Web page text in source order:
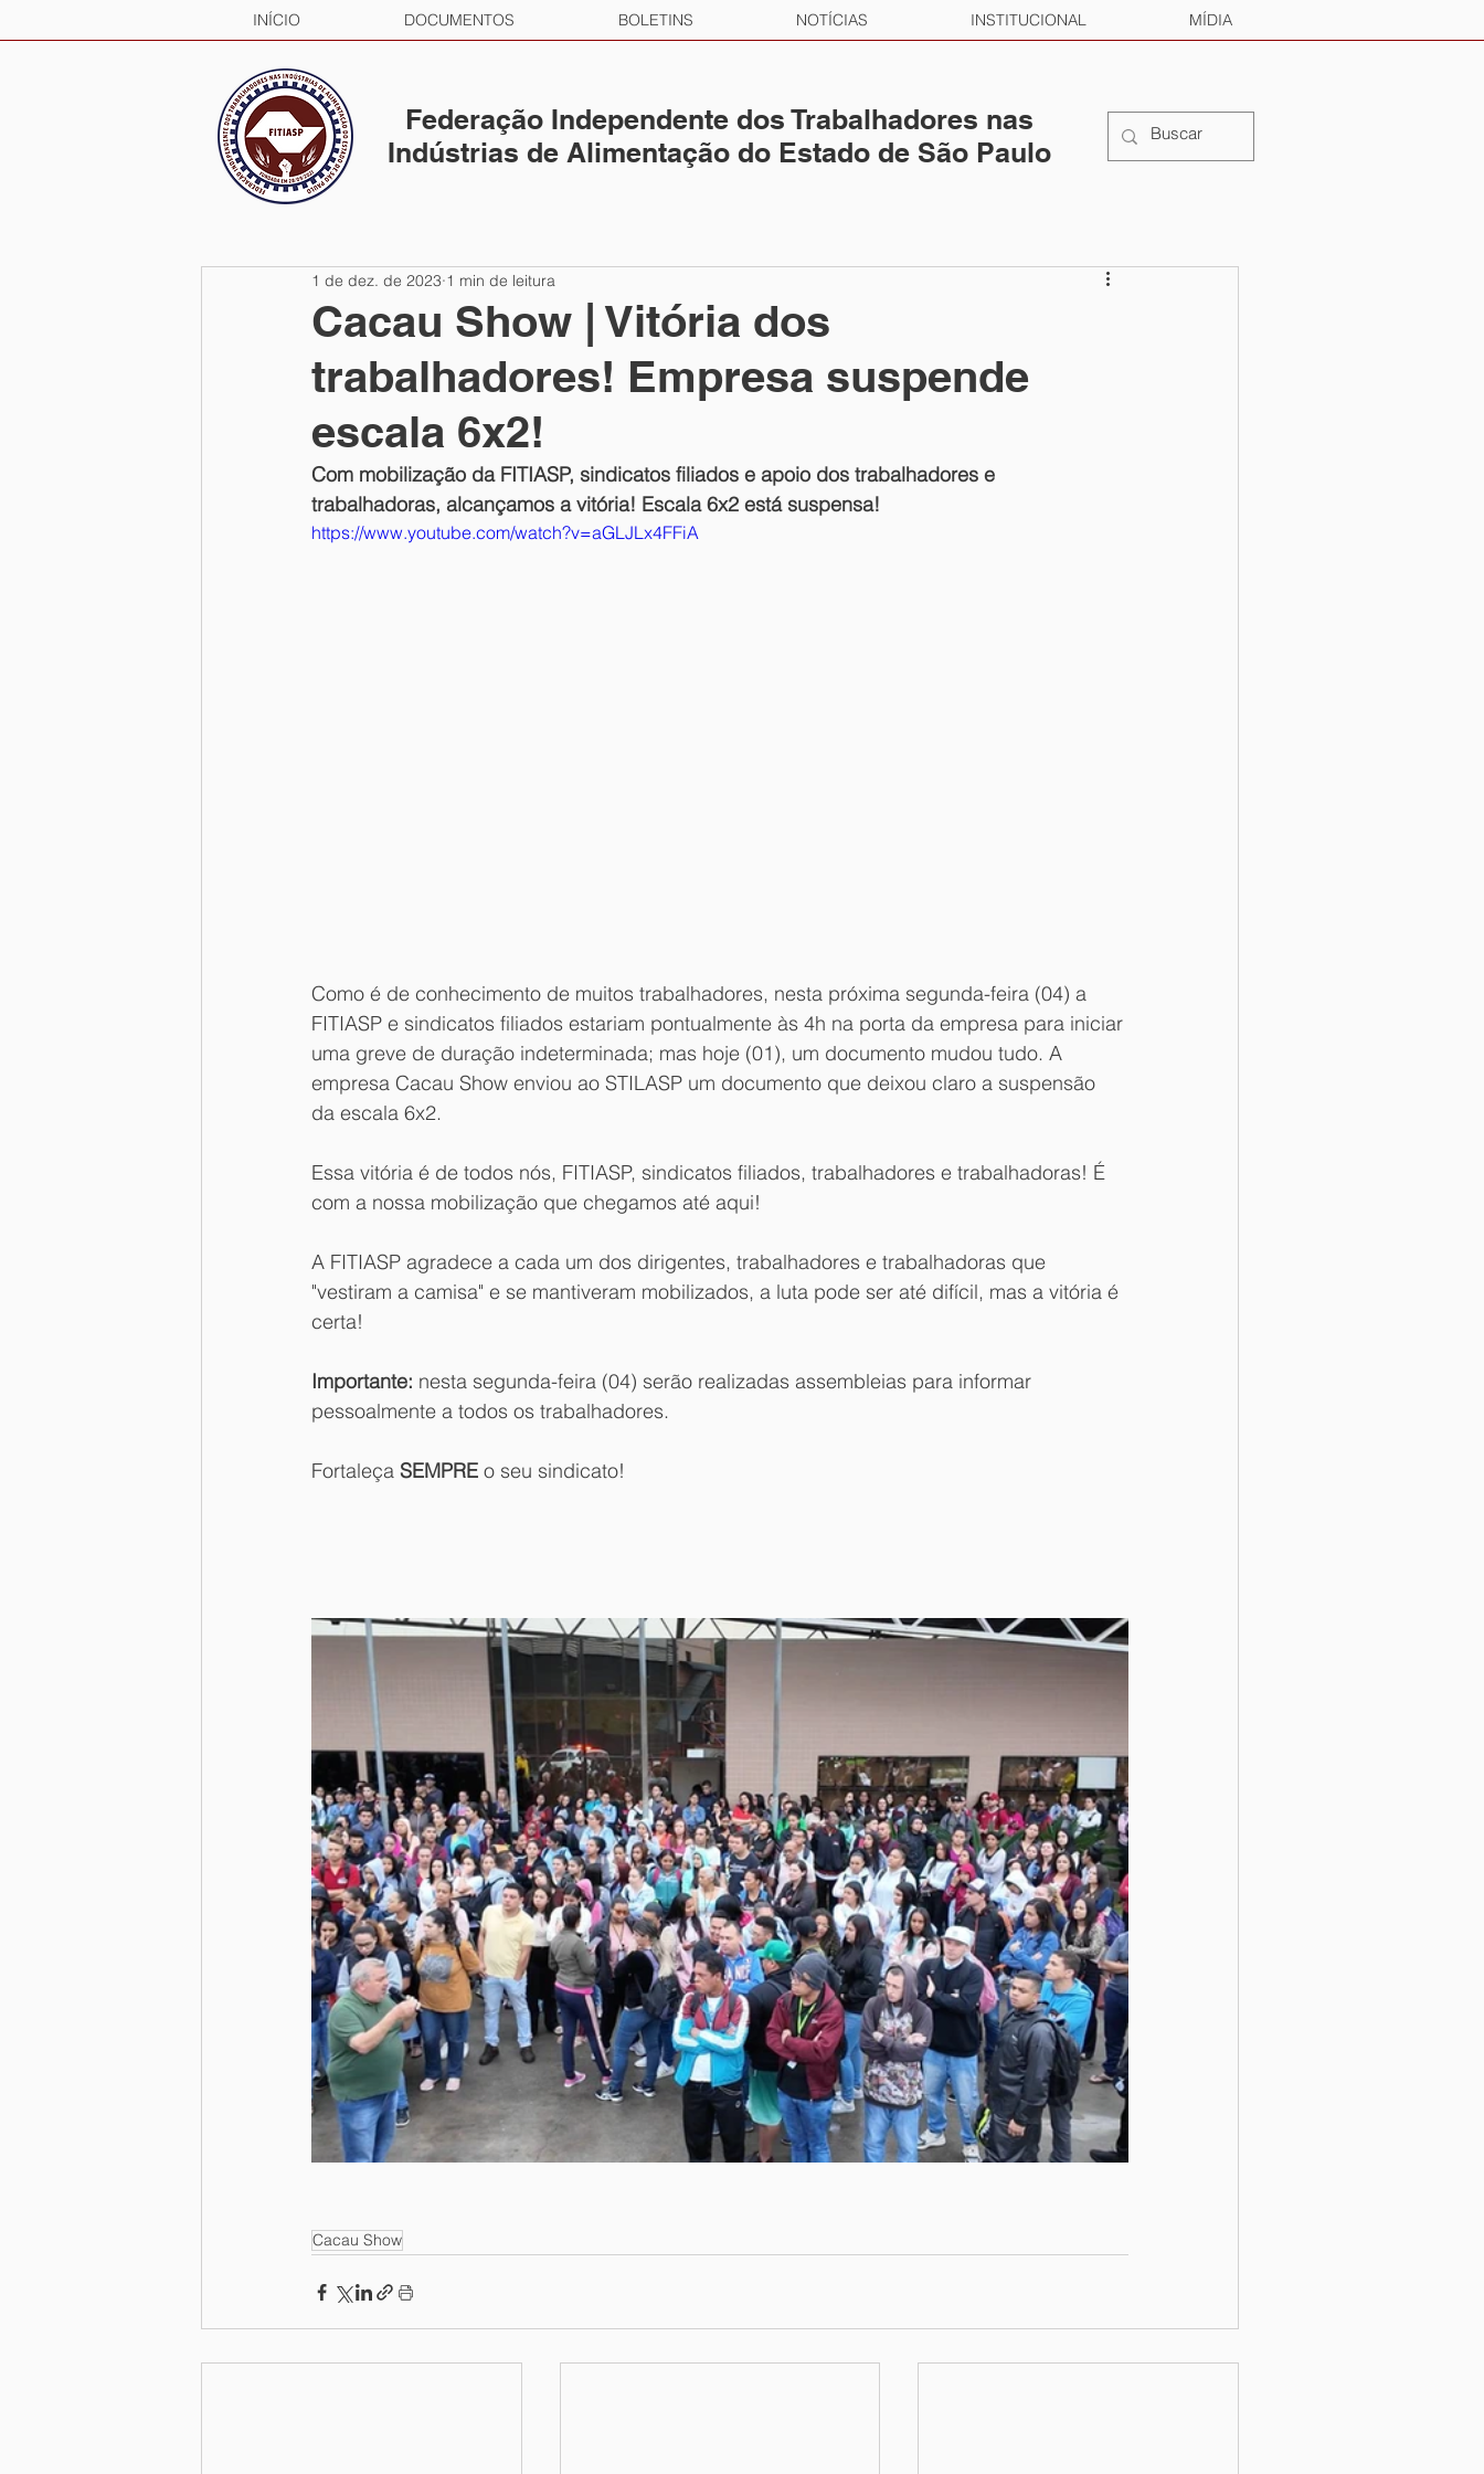
INÍCIO DOCUMENTOS BOLETINS NOTÍCIAS INSTITUCIONAL MÍDIA
Federação Independente dos Trabalhadores nas
Indústrias de Alimentação do Estado de São Paulo
Cacau Show | Vitória dos
trabalhadores! Empresa suspende
escala 6x2!
1 de dez. de 2023 1 min de leitura
Com mobilização da FITIASP, sindicatos filiados e apoio dos trabalhadores e
trabalhadoras, alcançamos a vitória! Escala 6x2 está suspensa!
https://www.youtube.com/watch?v=aGLJLx4FFiA
Como é de conhecimento de muitos trabalhadores, nesta próxima segunda-feira (04) a
FITIASP e sindicatos filiados estariam pontualmente às 4h na porta da empresa para iniciar
uma greve de duração indeterminada; mas hoje (01), um documento mudou tudo. A
empresa Cacau Show enviou ao STILASP um documento que deixou claro a suspensão
da escala 6x2.
Essa vitória é de todos nós, FITIASP, sindicatos filiados, trabalhadores e trabalhadoras! É
com a nossa mobilização que chegamos até aqui!
A FITIASP agradece a cada um dos dirigentes, trabalhadores e trabalhadoras que
"vestiram a camisa" e se mantiveram mobilizados, a luta pode ser até difícil, mas a vitória é
certa!
Importante: nesta segunda-feira (04) serão realizadas assembleias para informar
pessoalmente a todos os trabalhadores.
Fortaleça SEMPRE o seu sindicato!
Cacau Show